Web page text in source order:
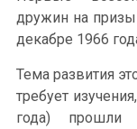
дружин на
декабре 1966
Тема развития
требует
года) прошли